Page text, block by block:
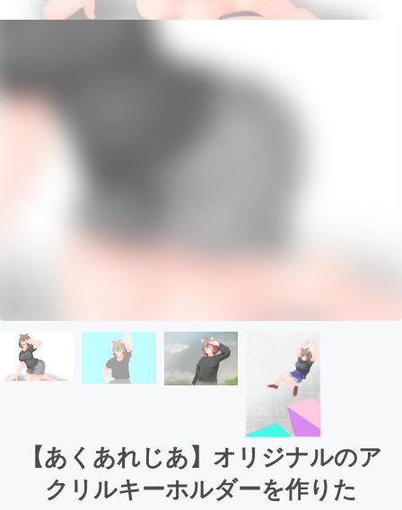
【あくあれじあ】オリジナルのア
クリルキーホルダーを作りた